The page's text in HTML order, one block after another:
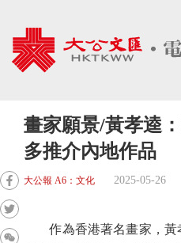
畫家願景/黃孝逵
多推介內地作品
大公報 A6：文化 2025-05-26
作為香港著名畫家，黃